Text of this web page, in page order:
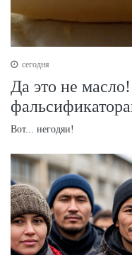
сегодня
Да это не
Вот... негодяи!